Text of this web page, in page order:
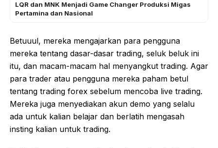
LQR dan MNK Menjadi Game Changer Produksi Migas
Pertamina dan Nasional
Betuuul, mereka mengajarkan para pengguna
mereka tentang dasar-dasar trading, seluk beluk ini
itu, dan macam-macam hal menyangkut trading. Agar
para trader atau pengguna mereka paham betul
tentang trading forex sebelum mencoba live trading.
Mereka juga menyediakan akun demo yang selalu
ada untuk kalian belajar dan berlatih mengasah
insting kalian untuk trading.